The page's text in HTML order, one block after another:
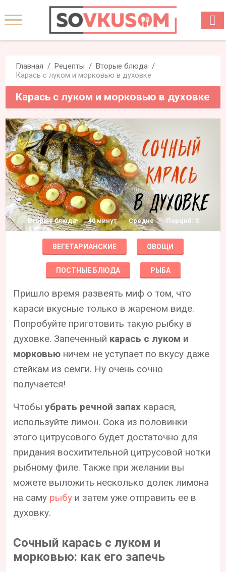
Главная Рецепты
Вторые блюда
Карась с луком и морковью в духовке
Карась с луком и морковью в духовке
Вторые блюда 40 минут Средне Порций: 3
ВЕГЕТАРИАНСКИЕ ОВОЩИ
ПОСТНЫЕ БЛЮДА РЫБА
Пришло время развеять миф о том, что
караси вкусные только в жареном виде.
Попробуйте приготовить такую рыбку в
духовке. Запеченный карась с луком и
морковью ничем не уступает по вкусу даже
стейкам из семги. Ну очень сочно
получается!
Чтобыубрать речной запах карася,
используйте лимон. Сока из половинки
этого цитрусового будет достаточно для
придания восхитительной цитрусовой нотки
рыбному филе. Также при желании вы
можете выложить несколько долек лимона
на саму рыбу и затем уже отправить ее в
духовку.
Сочный карась с луком и
морковью: как его запечь